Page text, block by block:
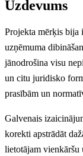
Uzdevums
Projekta mērķis bija
uzņēmuma
jānodrošina visu
un citu juridisko
prasībām un
Galvenais
korekti apstrādāt
lietotājam vienkāršu